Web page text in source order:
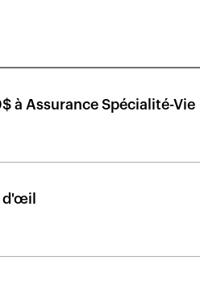
à Assurance Spécialité-Vie
d'œil